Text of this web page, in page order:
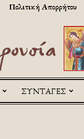
Πολιτική Απορρήτου
ΣΥΝΤΑΓΕΣ